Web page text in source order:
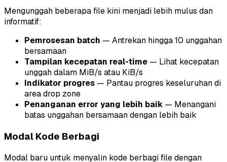
Mengunggah beberapa file kini menjadi lebih mulus dan
informatif:
Pemrosesan batch — Antrekan hingga 10 unggahan
bersamaan
Tampilan kecepatan real-time — Lihat kecepatan
unggah dalam MiB/s atau KiB/s
Indikator progres — Pantau progres keseluruhan di
area drop zone
Penanganan error yang lebih baik — Menangani
batas unggahan bersamaan dengan lebih baik
Modal Kode Berbagi
Modal baru untuk menyalin kode berbagi file dengan